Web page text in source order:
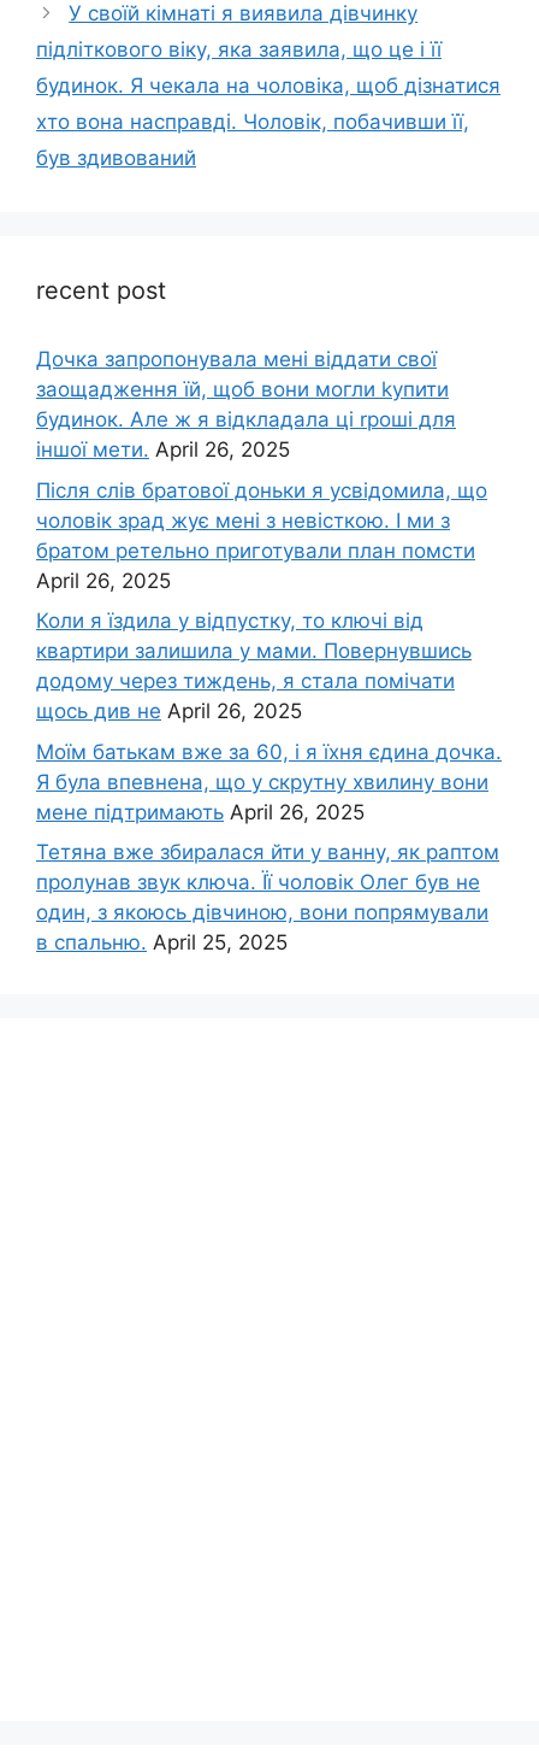
У своїй кімнаті я виявила дівчинку
підліткового віку, яка заявила, що це і її
будинок. Я чекала на чоловіка, щоб дізнатися
хто вона насправді. Чоловік, побачивши її,
був здивований
recent post
Дочка запpопонувала мені віддати свої
заощадження їй, щоб вони могли kупити
будинок. Але ж я відкладала ці rроші для
іншої мети. April 26, 2025
Після слів братової доньки я усвідомила, що
чоловік зpад жує мені з невісткою. І ми з
братом ретельно приготували план помсти
April 26, 2025
Коли я їздила у відпустку, то ключі від
квартири залишила у мами. Повернувшись
додому через тиждень, я стала помічати
щось див не April 26, 2025
Моїм батькам вже за 60, і я їхня єдина дочка.
Я була впевнена, що у скрутну хвилину вони
мене підтримають April 26, 2025
Тетяна вже збиралася йти у ванну, як раптом
пролунав звук ключа. Її чоловік Олег був не
один, з якоюсь дівчиною, вони попрямували
в спальню. April 25, 2025